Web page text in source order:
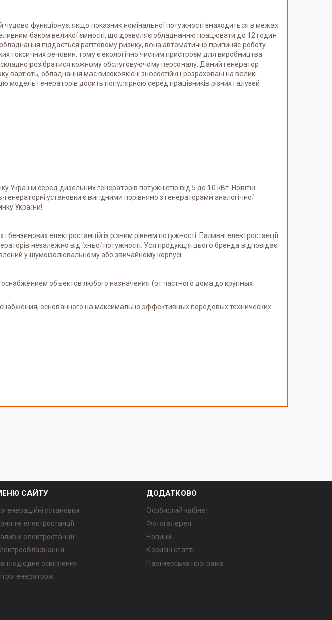
функціонує, якщо показник номінальної потужності знаходиться в межах
баком великої ємності, що дозволяє обладнанню працювати до 12 годин
піддається раптовому ризику, вона автоматично припиняє роботу
токсичних речовин, тому є екологічно чистим пристроєм для виробництва
розібратися кожному обслуговуючому персоналу. Даний генератор
обладнання має високоякісні зносостійкі і розраховані на великі
модель генераторів досить популярною серед працівників різних галузей
України серед дизельних генераторів потужністю від 5 до 10 кВт. Новітні
установки є вигідними порівняно з генераторами аналогічної
України!
електростанцій із різним рівнем потужності. Паливні електростанції
незалежно від їхньої потужності. Уся продукція цього бренда відповідає
у шумоізолювальному або звичайному корпусі.
объектов любого назначения (от частного дома до крупных
основанного на максимально эффективных передовых технических
САЙТУ
установки
електростанції
електростанції
освітлення
ДОДАТКОВО
Особистий кабінет
Фотогалерея
Новини
Корисні статті
Партнерська програма